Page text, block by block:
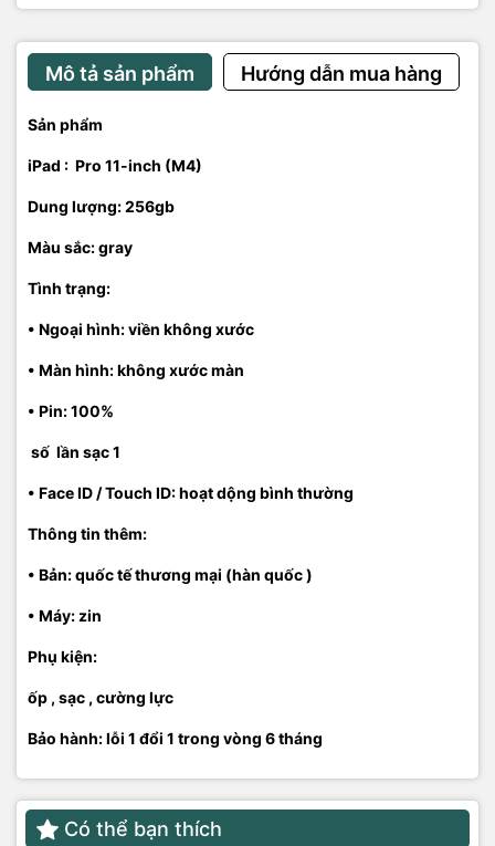
Mô tả sản phẩm Hướng dẫn mua hàng
Sản phẩm
iPad : Pro 11-inch (M4)
Dung lượng: 256gb
Màu sắc: gray
Tình trạng:
• Ngoại hình: viền không xước
• Màn hình: không xước màn
• Pin: 100%
số lần sạc 1
• Face ID / Touch ID: hoạt dộng bình thường
Thông tin thêm:
• Bản: quốc tế thương mại (hàn quốc )
• Máy: zin
Phụ kiện:
ốp , sạc , cường lực
Bảo hành: lỗi 1 đổi 1 trong vòng 6 tháng
Có thể bạn thích